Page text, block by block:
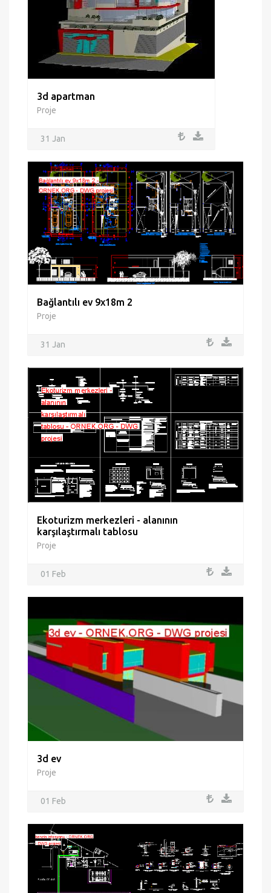
3d apartman
Proje
31 Jan
Bağlantılı ev 9x18m 2
Proje
31 Jan
Ekoturizm merkezleri - alanının
karşılaştırmalı tablosu
Proje
01 Feb
3d ev
Proje
01 Feb